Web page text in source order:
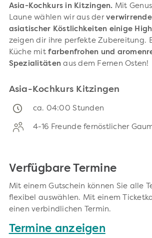
Asia-Kochkurs in Kitzingen. Mit
Laune wählen wir aus der
asiatischer Köstlichkeiten einige
zeigen dir ihre perfekte Zubereitung.
Küche mitfarbenfrohen und
Spezialitäten aus dem Fernen Osten!
Asia-Kochkurs Kitzingen
ca. 04:00 Stunden
4-16 Freunde fernöstlicher
Verfügbare Termine
Mit einem Gutschein können Sie alle
flexibel auswählen. Mit einem
einen verbindlichen Termin.
Termine anzeigen